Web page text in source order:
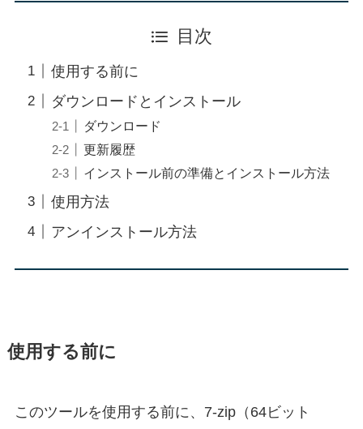
目次
使用する前に
ダウンロードとインストール
ダウンロード
更新履歴
インストール前の準備とインストール方法
使用方法
アンインストール方法
使用する前に
このツールを使用する前に、7-zip（64ビット